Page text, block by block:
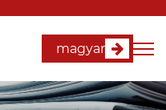
magyar